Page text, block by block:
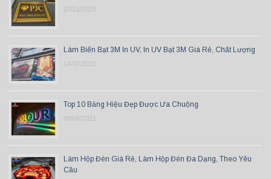
27/11/2023
Làm Biển Bạt 3M In UV, In UV Bạt 3M Giá Rẻ, Chất Lượng
14/07/2021
Top 10 Bảng Hiệu Đẹp Được Ưa Chuộng
08/06/2021
Làm Hộp Đèn Giá Rẻ, Làm Hộp Đèn Đa Dạng, Theo Yêu
Cầu